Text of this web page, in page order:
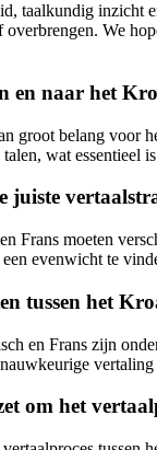
taalkundig
We
en naar het
groot belang voor
wat essentieel
Frans moeten
evenwicht te
tussen het
en Frans zijn
om het